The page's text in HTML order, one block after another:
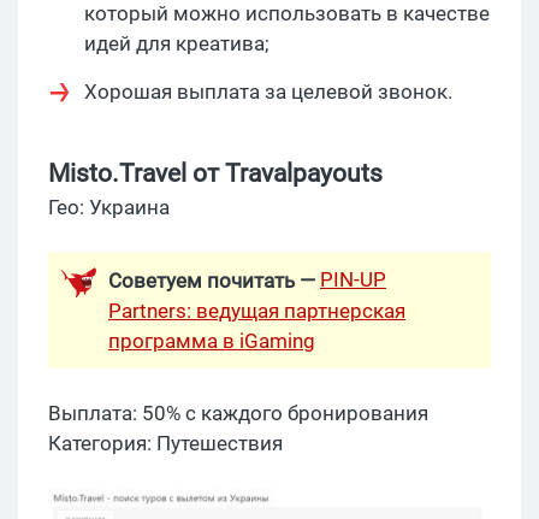
который можно использовать в качестве
идей для креатива;
Хорошая выплата за целевой звонок.
Misto.Travel от Travalpayouts
Гео: Украина
Советуем почитать — PIN-UP
Partners: ведущая партнерская
программа в iGaming
Выплата: 50% с каждого бронирования
Категория: Путешествия